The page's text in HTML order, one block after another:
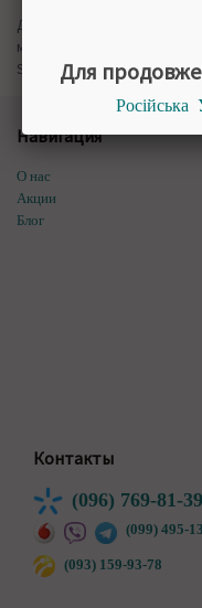
Доставка в Киеве,
мужчин и женщин – купить
Shop
Навигация
О нас
Акции
Блог
Контакты
(096) 769-81-39
(099) 495-
(093) 159-93-78
Для
Російська